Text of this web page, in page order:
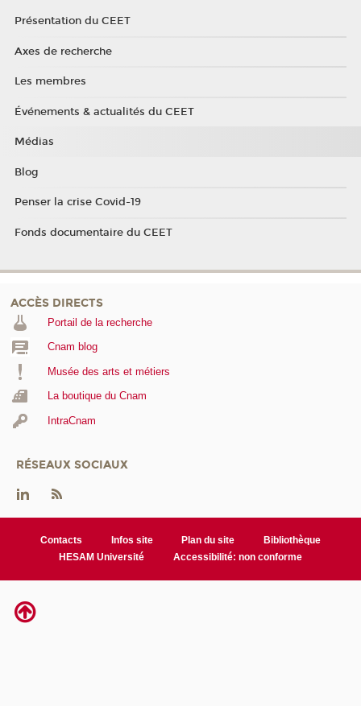
Présentation du CEET
Axes de recherche
Les membres
Événements & actualités du CEET
Médias
Blog
Penser la crise Covid-19
Fonds documentaire du CEET
ACCÈS DIRECTS
Portail de la recherche
Cnam blog
Musée des arts et métiers
La boutique du Cnam
IntraCnam
RÉSEAUX SOCIAUX
Contacts Infos site Plan du site
Bibliothèque
HESAM Université
Accessibilité: non conforme